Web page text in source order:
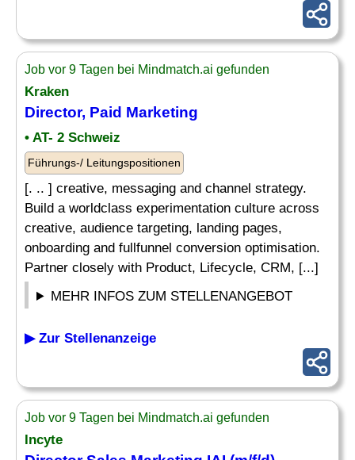
Job vor 9 Tagen bei Mindmatch.ai gefunden
Kraken
Director, Paid Marketing
• AT- 2 Schweiz
Führungs-/ Leitungspositionen
[. .. ] creative, messaging and channel strategy.
Build a worldclass experimentation culture across
creative, audience targeting, landing pages,
onboarding and fullfunnel conversion optimisation.
Partner closely with Product, Lifecycle, CRM, [...]
MEHR INFOS ZUM STELLENANGEBOT
▶ Zur Stellenanzeige
Job vor 9 Tagen bei Mindmatch.ai gefunden
Incyte